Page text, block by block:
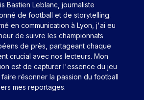
Bastien Leblanc, journaliste
de football et de storytelling.
en communication à Lyon, j'ai eu
de suivre les championnats
de près, partageant chaque
crucial avec nos lecteurs. Mon
est de capturer l'essence du jeu
résonner la passion du football
mes reportages.